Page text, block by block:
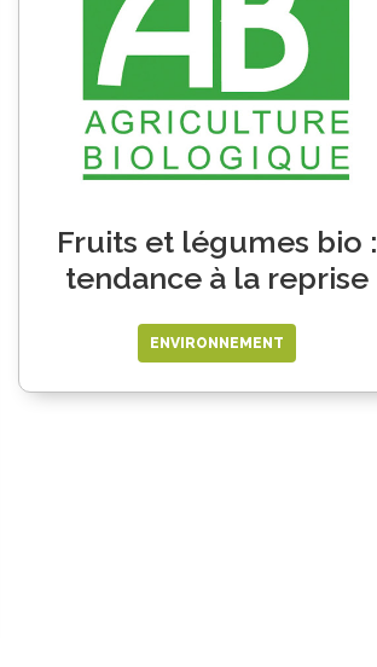
Fruits et légumes bio :
tendance à la reprise
ENVIRONNEMENT